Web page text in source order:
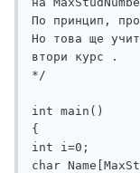
По принцип,
Но това ще
втори курс .
*/
int main()
{
int i=0;
char